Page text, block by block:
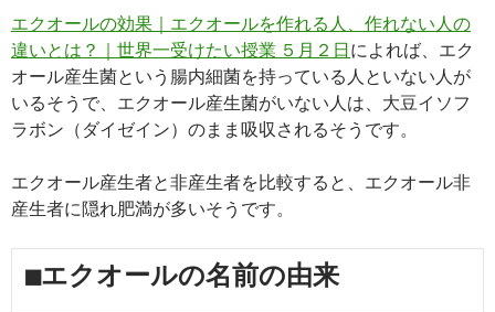
エクオールの効果｜エクオールを作れる人、作れない人の
違いとは？｜世界一受けたい授業 ５月２日によれば、​エク
オール産生菌という腸内細菌を持っている人といない人が
いるそうで、エクオール産生菌がいない人は、大豆イソフ
ラボン（ダイゼイン）のまま吸収されるそうです。
エクオール産生者と非産生者を比較すると、エクオール非
産生者に隠れ肥満が多いそうです。
■エクオールの名前の由来